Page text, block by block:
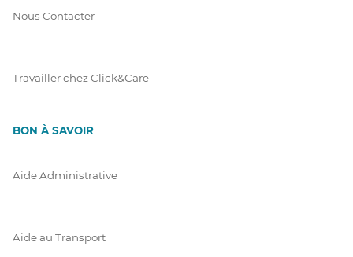
Nous Contacter
Travailler chez Click&Care
BON À SAVOIR
Aide Administrative
Aide au Transport